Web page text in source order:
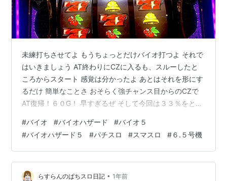
未練打ちさせてよ もうちょっとだけバイオ打つよ それで
はいきましょう AT終わりにCZに入るも、スルーしたと
ころからスタート 感覚は分かったよ あとはそれを形にす
るだけ 簡単なことさ おそらく強チャンス目からのCZで
AT復帰！６０G！ 早すぎるぜ そして今回は３３％をとっ
やっべぇ〜〜！！！ 赤インフェクションや！！！ これと
んでもないですよ 平均上乗せ３５０G 特に上乗せ性能自
体は普通のと変わらないのですが、 終了条件の継続率っ
てのが約９０％あるんですよ だからなかなか終わらない
の！！！ ここからめちゃくちゃ粘ります！ いいぞいいぞ
#バイオ #バイオハザード #バイオ５
#バイオハザード５ #パチスロ #スマスロ #６.５号機
らすらんのぱちスロ日記 • 1年前